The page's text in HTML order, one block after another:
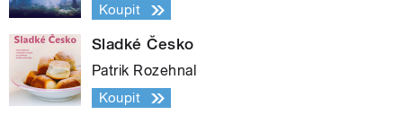
Koupit
Sladké Česko
Patrik Rozehnal
Koupit